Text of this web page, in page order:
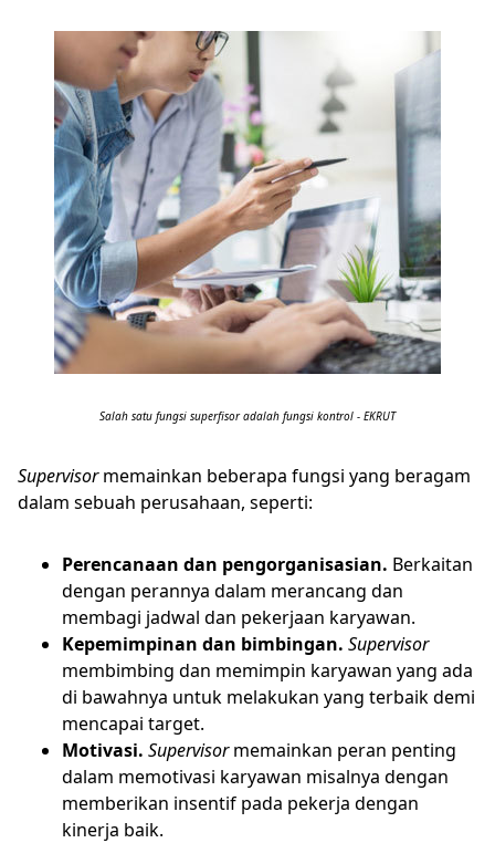
Salah satu fungsi superfisor adalah fungsi kontrol - EKRUT
Supervisormemainkan beberapa fungsi yang beragam
dalam sebuah perusahaan, seperti:
Perencanaan dan pengorganisasian. Berkaitan
dengan perannya dalam merancang dan
membagi jadwal dan pekerjaan karyawan.
Kepemimpinan dan bimbingan. Supervisor
membimbing dan memimpin karyawan yang ada
di bawahnya untuk melakukan yang terbaik demi
mencapai target.
Motivasi. Supervisormemainkan peran penting
dalam memotivasi karyawan misalnya dengan
memberikan insentif pada pekerja dengan
kinerja baik.